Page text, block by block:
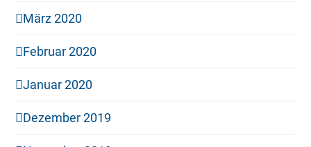
März 2020
Februar 2020
Januar 2020
Dezember 2019